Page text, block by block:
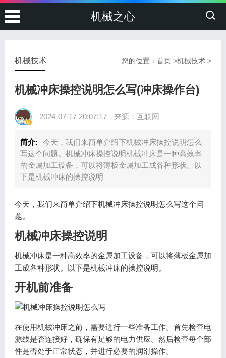
机械之心
您的位置：首页 >机械技术 >
机械技术
机械冲床操控说明怎么写(冲床操作台)
2024-07-17 20:07:17 来源：互联网
简介:
今天，我们来简单介绍下机械冲床操控说明怎么
写这个问题。机械冲床操控说明机械冲床是一种高效率
的金属加工设备，可以将薄板金属加工成各种形状。以
下是机械冲床的操控说明
今天，我们来简单介绍下机械冲床操控说明怎么写这个问
题。
机械冲床操控说明
机械冲床是一种高效率的金属加工设备，可以将薄板金属加
工成各种形状。以下是机械冲床的操控说明。
开机前准备
在使用机械冲床之前，需要进行一些准备工作。首先检查电
源线是否连接好，确保有足够的电力供应。然后检查每个部
件是否处于正常状态，并进行必要的润滑操作。